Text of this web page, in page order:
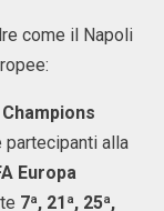
come il Napoli
Champions
partecipanti alla
Europa
7ª, 21ª, 25ª,